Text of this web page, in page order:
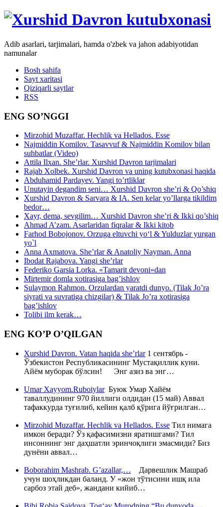
Adib asarlari, tarjimalari, hamda o'zbek va jahon adabiyotidan
namunalar
Bosh sahifa
Sayt xaritasi
Qiziqarli saytlar
RSS
ENG SO’NGGI
Mirzohid Muzaffar. Hechlik va Hellados. Esse
Najmiddin Komilov. Tasavvuf & Najmiddin Komilov bilan
suhbatlar (Video)
Attila Ilxan. She’rlar. Xurshid Davron tarjimalari
Rajab Xolbek. Xurshid Davron va uning kutubxonasi haqida
Abduhamid Pardayev. Yangi to’rtliklar
Unutayin degandim seni… Xurshid Davron she’ri & Qo’shiq
Xurshid Davron & Sarvara & IA. Sen kelar yo’llarga tikildim
bedor…
Xayr, dema, sevgilim… Xurshid Davron she’ri & Ikki qo’shiq
Ahmad A’zam. Asarlaridan fiqralar & Ikki kitob
Farhod Bobojonov. Orzuga eltuvchi yo‘l & Yulduzlar yurgan
yo`l
Anna Axmatova. She’rlar & Anatoliy Nayman. Anna
Ibodat Rajabova. Yangi she’rlar
Federiko Garsia Lorka. «Tamarit devoni»dan
Mirtemir domla xotirasiga bag’ishlov
Sulaymon Rahmon. Orzulardan yaratdi dunyo. (Tilak Jo’ra
siyrati va suvratiga chizgilar) & Tilak Jo’ra xotirasiga
bag’ishlov
Tolibi ilm kerak…
ENG KO’P O’QILGAN
Xurshid Davron. Vatan haqida she’rlar1 сентябрь -
Ўзбекистон Республикасининг Мустақиллик куни.
Айём муборак бўлсин! Энг азиз ва энг…
Umar Xayyom.RuboiylarБуюк Умар Хайём
таваллудининг 970 йиллиги олдидан (15 май) Аввал
тафаккурда туғилиб, кейин қалб қўрига йўғрилган…
Mirzohid Muzaffar. Hechlik va Hellados. Esse Тил нимага
имкон беради? Ўз қафасимизни яратишгами? Тил
инсоннинг энг даҳшатли эринчоқлиги эмасмиди? Биз
дунёни аввал…
Boborahim Mashrab. G’azallar,… Дарвешлик Машраб
учун шоҳликдан баланд. У «жон тўтисини ишқ ила
сарбоз этай деб», жандани кийиб…